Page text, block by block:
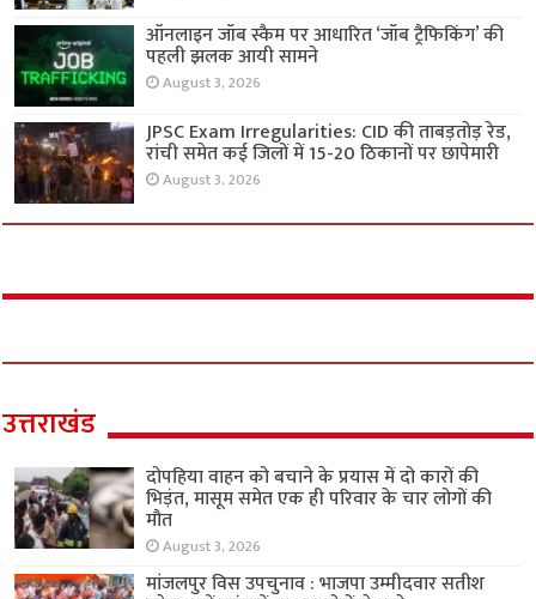
ऑनलाइन जॉब स्कैम पर आधारित ‘जॉब ट्रैफिकिंग’ की
पहली झलक आयी सामने
August 3, 2026
JPSC Exam Irregularities: CID की ताबड़तोड़ रेड,
रांची समेत कई जिलों में 15-20 ठिकानों पर छापेमारी
August 3, 2026
उत्तराखंड
दोपहिया वाहन को बचाने के प्रयास में दो कारों की
भिड़ंत, मासूम समेत एक ही परिवार के चार लोगों की
मौत
August 3, 2026
मांजलपुर विस उपचुनाव : भाजपा उम्मीदवार सतीश